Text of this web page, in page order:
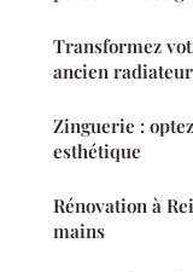
Transformez
ancien radiateur
Zinguerie :
esthétique
Rénovation à
mains